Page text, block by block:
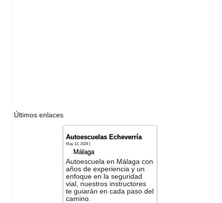
Últimos enlaces
Autoescuelas Echeverría
May 13, 2026 |
Málaga
Autoescuela en Málaga con
años de experiencia y un
enfoque en la seguridad
vial, nuestros instructores
te guiarán en cada paso del
camino.